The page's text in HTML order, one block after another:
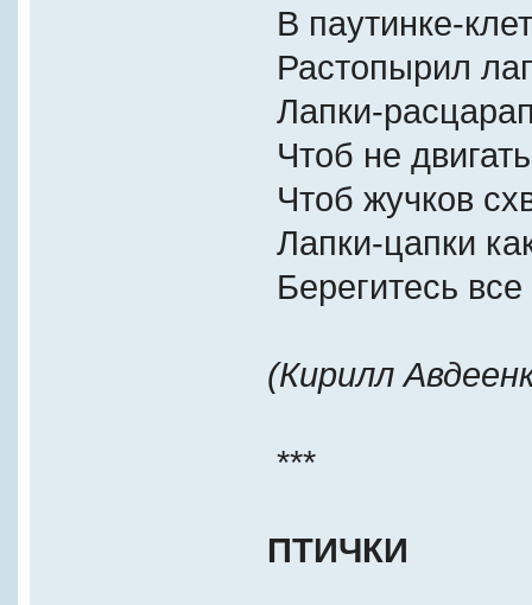
В паутинке-
Растопырил
Лапки-
Чтоб не
Чтоб жучков
Лапки-цапки
Берегитесь
(Кирилл
***
ПТИЧКИ